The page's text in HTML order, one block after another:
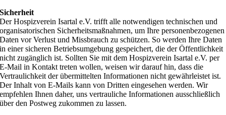
Sicherheit
Der Hospizverein Isartal e.V. trifft alle notwendigen technischen und
organisatorischen Sicherheitsmaßnahmen, um Ihre personenbezogenen
Daten vor Verlust und Missbrauch zu schützen. So werden Ihre Daten
in einer sicheren Betriebsumgebung gespeichert, die der Öffentlichkeit
nicht zugänglich ist. Sollten Sie mit dem Hospizverein Isartal e.V. per
E-Mail in Kontakt treten wollen, weisen wir darauf hin, dass die
Vertraulichkeit der übermittelten Informationen nicht gewährleistet ist.
Der Inhalt von E-Mails kann von Dritten eingesehen werden. Wir
empfehlen Ihnen daher, uns vertrauliche Informationen ausschließlich
über den Postweg zukommen zu lassen.